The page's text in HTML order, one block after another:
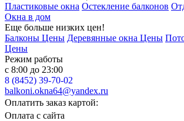
Пластиковые окна Остекление балконов
Окна в дом
Еще больше низких цен!
Балконы Цены Деревянные окна Цены
Цены
Режим работы
с 8:00 до 23:00
8 (8452) 39-70-02
balkoni.okna64@yandex.ru
Оплатить заказ картой:
Оплата с сайта